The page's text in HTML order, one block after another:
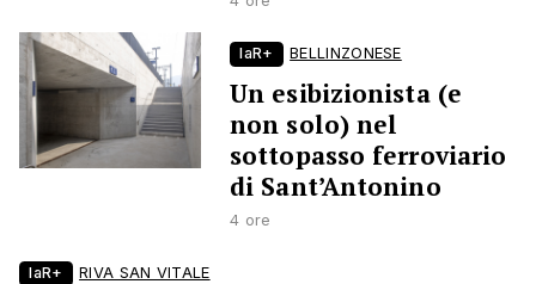
laR+ BELLINZONESE
Un esibizionista (e
non solo) nel
sottopasso ferroviario
di Sant’Antonino
4 ore
laR+ RIVA SAN VITALE